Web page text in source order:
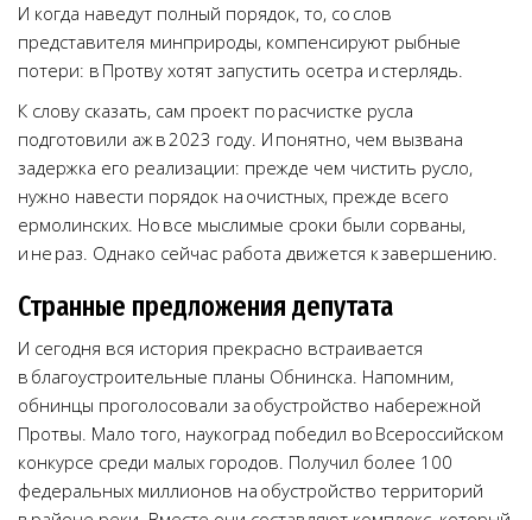
И когда наведут полный порядок, то, со слов
представителя минприроды, компенсируют рыбные
потери: в Протву хотят запустить осетра и стерлядь.
К слову сказать, сам проект по расчистке русла
подготовили аж в 2023 году. И понятно, чем вызвана
задержка его реализации: прежде чем чистить русло,
нужно навести порядок на очистных, прежде всего
ермолинских. Но все мыслимые сроки были сорваны,
и не раз. Однако сейчас работа движется к завершению.
Странные предложения депутата
И сегодня вся история прекрасно встраивается
в благоустроительные планы Обнинска. Напомним,
обнинцы проголосовали за обустройство набережной
Протвы. Мало того, наукоград победил во Всероссийском
конкурсе среди малых городов. Получил более 100
федеральных миллионов на обустройство территорий